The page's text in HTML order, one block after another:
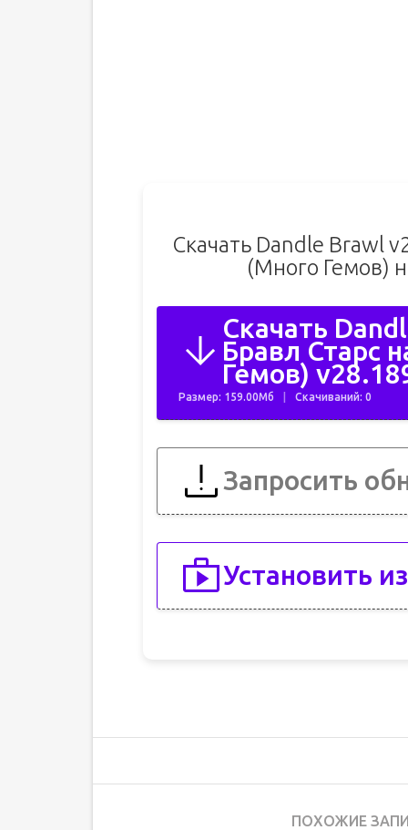
Скачать Dandle Brawl
(Много Гемов)
Скачать
Бравл Старс
Гемов)
Размер: 159.00Мб Скачиваний: 0
Запросить
Установить
ПОХОЖИЕ